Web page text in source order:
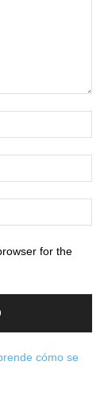
for the
cómo se